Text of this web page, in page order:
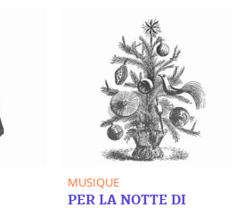
MUSIQUE
PER LA NOTTE DI